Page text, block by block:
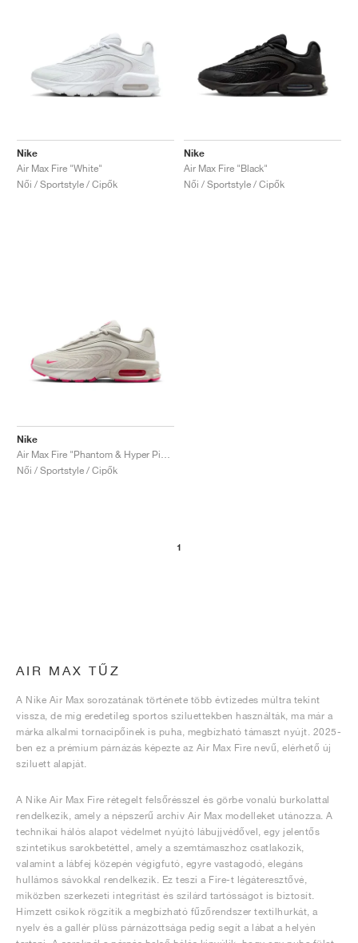
Nike
Air Max Fire "White"
Női / Sportstyle / Cipők
Nike
Air Max Fire "Black"
Női / Sportstyle / Cipők
Nike
Női / Sportstyle / Cipők
1
AIR MAX TŰZ
A Nike Air Max sorozatának története több évtizedes múltra tekint
vissza, de míg eredetileg sportos sziluettekben használták, ma már a
márka alkalmi tornacipőinek is puha, megbízható támaszt nyújt. 2025-
ben ez a prémium párnázás képezte az Air Max Fire nevű, elérhető új
sziluett alapját.
A Nike Air Max Fire rétegelt felsőrésszel és görbe vonalú burkolattal
rendelkezik, amely a népszerű archív Air Max modelleket utánozza. A
technikai hálós alapot védelmet nyújtó lábujjvédővel, egy jelentős
szintetikus sarokbetéttel, amely a szemtámaszhoz csatlakozik,
valamint a lábfej közepén végigfutó, egyre vastagodó, elegáns
hullámos sávokkal rendelkezik. Ez teszi a Fire-t légáteresztővé,
miközben szerkezeti integritást és szilárd tartósságot is biztosít.
Hímzett csíkok rögzítik a megbízható fűzőrendszer textilhurkát, a
nyelv és a gallér plüss párnázottsága pedig segít a lábat a helyén